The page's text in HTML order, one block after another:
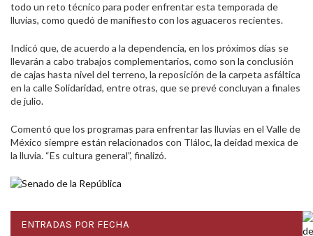
todo un reto técnico para poder enfrentar esta temporada de
lluvias, como quedó de manifiesto con los aguaceros recientes.
Indicó que, de acuerdo a la dependencia, en los próximos días se
llevarán a cabo trabajos complementarios, como son la conclusión
de cajas hasta nivel del terreno, la reposición de la carpeta asfáltica
en la calle Solidaridad, entre otras, que se prevé concluyan a finales
de julio.
Comentó que los programas para enfrentar las lluvias en el Valle de
México siempre están relacionados con Tláloc, la deidad mexica de
la lluvia. “Es cultura general”, finalizó.
ENTRADAS POR FECHA